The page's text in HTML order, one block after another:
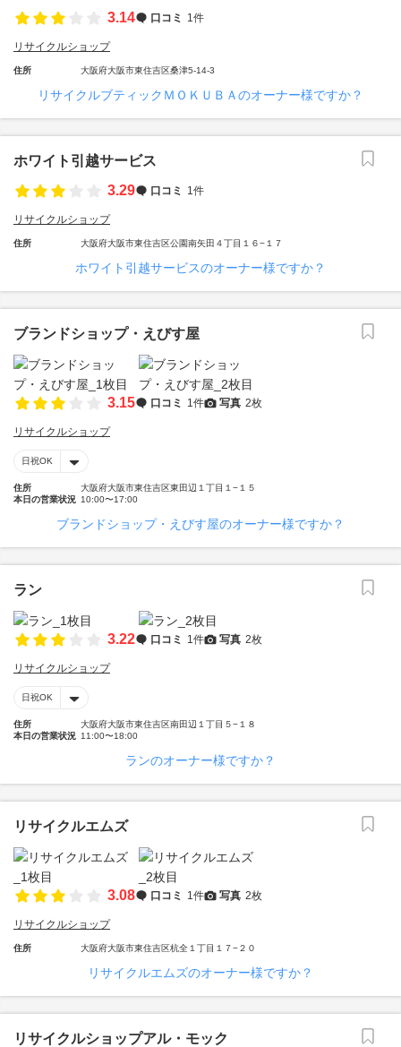
3.14 口コミ 1件
リサイクルショップ
住所 大阪府大阪市東住吉区桑津5-14-3
リサイクルブティックＭＯＫＵＢＡのオーナー様ですか？
ホワイト引越サービス
3.29
口コミ 1件
リサイクルショップ
住所 大阪府大阪市東住吉区公園南矢田４丁目１６−１７
ホワイト引越サービスのオーナー様ですか？
ブランドショップ・えびす屋
3.15 口コミ 1件 写真 2枚
リサイクルショップ
日祝OK
住所
大阪府大阪市東住吉区東田辺１丁目１−１５
本日の営業状況 10:00〜17:00
ブランドショップ・えびす屋のオーナー様ですか？
ラン
3.22 口コミ 1件 写真 2枚
リサイクルショップ
日祝OK
住所
大阪府大阪市東住吉区南田辺１丁目５−１８
本日の営業状況 11:00〜18:00
ランのオーナー様ですか？
リサイクルエムズ
3.08 口コミ 1件 写真 2枚
リサイクルショップ
住所 大阪府大阪市東住吉区杭全１丁目１７−２０
リサイクルエムズのオーナー様ですか？
リサイクルショップアル・モック